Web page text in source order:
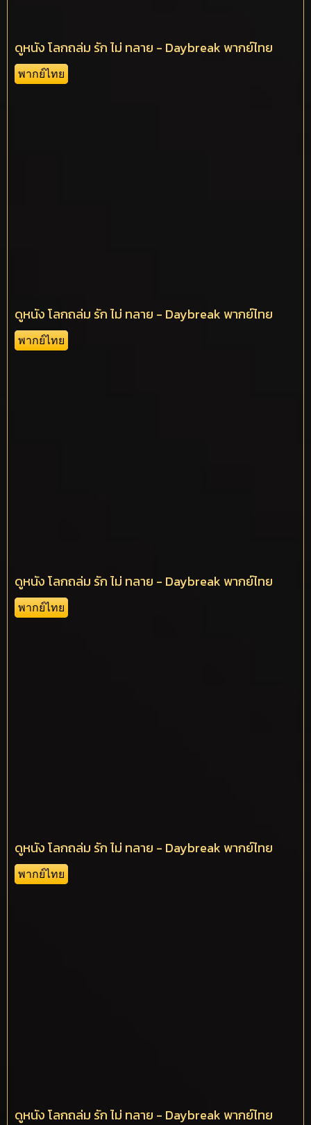
ดูหนัง โลกถล่ม รัก ไม่ ทลาย - Daybreak พากย์ไทย
พากย์ไทย
ดูหนัง โลกถล่ม รัก ไม่ ทลาย - Daybreak พากย์ไทย
พากย์ไทย
ดูหนัง โลกถล่ม รัก ไม่ ทลาย - Daybreak พากย์ไทย
พากย์ไทย
ดูหนัง โลกถล่ม รัก ไม่ ทลาย - Daybreak พากย์ไทย
พากย์ไทย
ดูหนัง โลกถล่ม รัก ไม่ ทลาย - Daybreak พากย์ไทย